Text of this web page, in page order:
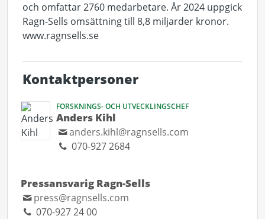
och omfattar 2760 medarbetare. År 2024 uppgick
Ragn-Sells omsättning till 8,8 miljarder kronor.
www.ragnsells.se
Kontaktpersoner
FORSKNINGS- OCH UTVECKLINGSCHEF
Anders Kihl
anders.kihl@ragnsells.com
070-927 2684
Pressansvarig Ragn-Sells
press@ragnsells.com
070-927 24 00